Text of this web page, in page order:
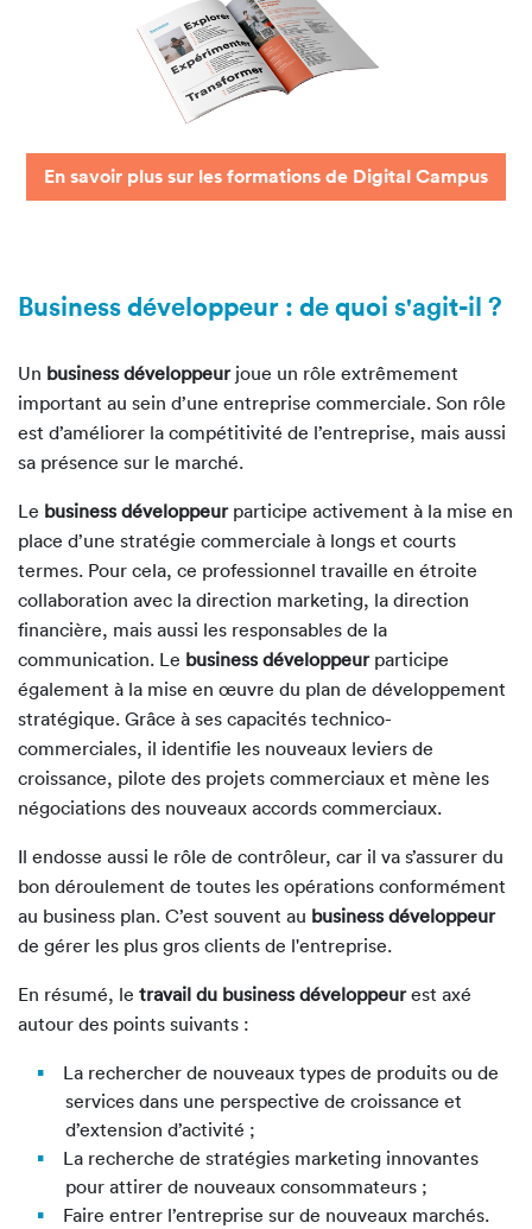
En savoir plus sur les formations de Digital Campus
Business développeur : de quoi s'agit-il ?
Un business développeurjoue un rôle extrêmement
important au sein d’une entreprise commerciale. Son rôle
est d’améliorer la compétitivité de l’entreprise, mais aussi
sa présence sur le marché.
Le business développeurparticipe activement à la mise en
place d’une stratégie commerciale à longs et courts
termes. Pour cela, ce professionnel travaille en étroite
collaboration avec la direction marketing, la direction
financière, mais aussi les responsables de la
communication. Le business développeurparticipe
également à la mise en œuvre du plan de développement
stratégique. Grâce à ses capacités technico-
commerciales, il identifie les nouveaux leviers de
croissance, pilote des projets commerciaux et mène les
négociations des nouveaux accords commerciaux.
Il endosse aussi le rôle de contrôleur, car il va s’assurer du
bon déroulement de toutes les opérations conformément
au business plan. C’est souvent au business développeur
de gérer les plus gros clients de l'entreprise.
En résumé, le travail du business développeurest axé
autour des points suivants :
La rechercher de nouveaux types de produits ou de
services dans une perspective de croissance et
d’extension d’activité ;
La recherche de stratégies marketing innovantes
pour attirer de nouveaux consommateurs ;
Faire entrer l’entreprise sur de nouveaux marchés.